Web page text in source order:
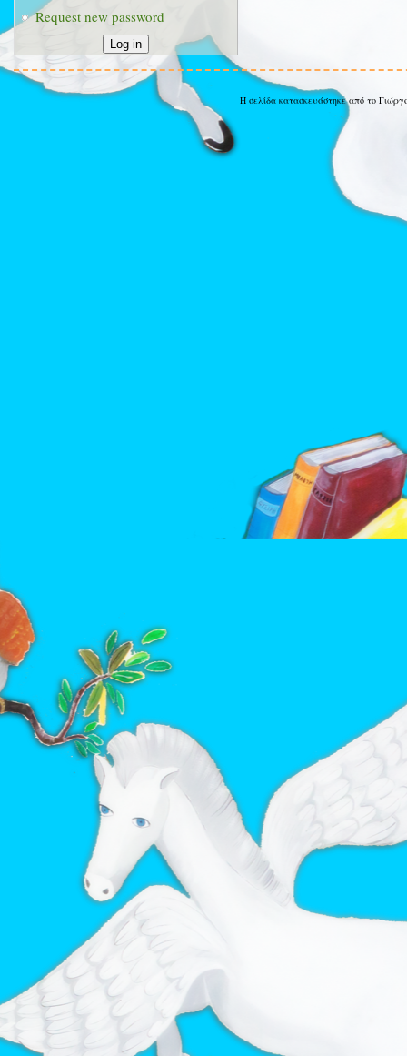
Request new password
Η σελίδα κατασκευάστηκε από το